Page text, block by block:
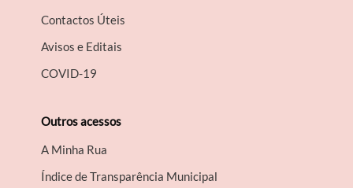
Contactos Úteis
Avisos e Editais
COVID-19
Outros acessos
A Minha Rua
Índice de Transparência Municipal